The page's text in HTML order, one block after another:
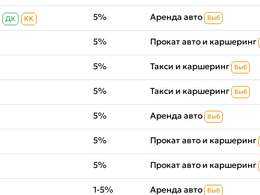
ДК КК 5% Аренда авто Выб
5% Прокат авто и каршеринг
5% Такси и каршеринг Выб
5% Такси и каршеринг Выб
5% Аренда авто Выб
5% Прокат авто и каршеринг
5% Прокат авто и каршеринг
1-5% Аренда авто Выб